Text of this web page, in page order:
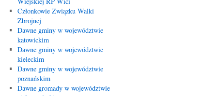
Członkowie Związku Walki
Zbrojnej
Dawne gminy w województwie
katowickim
Dawne gminy w województwie
kieleckim
Dawne gminy w województwie
poznańskim
Dawne gromady w województwie